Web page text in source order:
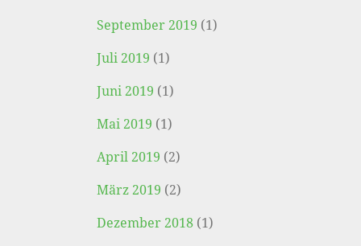
September 2019 (1)
Juli 2019 (1)
Juni 2019 (1)
Mai 2019 (1)
April 2019 (2)
März 2019 (2)
Dezember 2018 (1)